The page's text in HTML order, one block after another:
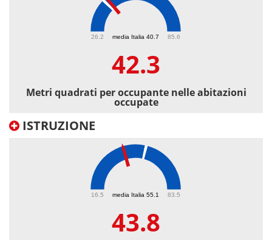
media Italia 40.7
26.2 85.6
42.3
Metri quadrati per occupante nelle abitazioni
occupate
ISTRUZIONE
media Italia 55.1
16.5 83.5
43.8